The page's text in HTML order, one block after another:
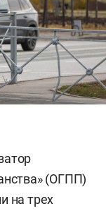
(ОГПП)
на трех